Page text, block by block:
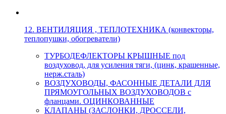
12. ВЕНТИЛЯЦИЯ , ТЕПЛОТЕХНИКА (конвекторы,
теплопушки, обогреватели)
ТУРБОДЕФЛЕКТОРЫ КРЫШНЫЕ под
воздуховод, для усиления тяги, (цинк, крашенные,
нерж.сталь)
ВОЗДУХОВОДЫ, ФАСОННЫЕ ДЕТАЛИ ДЛЯ
ПРЯМОУГОЛЬНЫХ ВОЗДУХОВОДОВ с
фланцами. ОЦИНКОВАННЫЕ
КЛАПАНЫ (ЗАСЛОНКИ, ДРОССЕЛИ,